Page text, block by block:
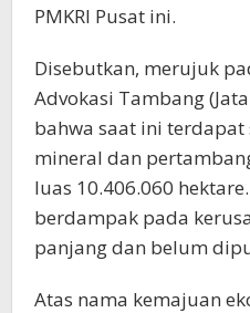
PMKRI Pusat ini.
Disebutkan, merujuk
Advokasi Tambang
bahwa saat ini terdapat
mineral dan
luas 10.406.060
berdampak pada
panjang dan belum
Atas nama kemajuan